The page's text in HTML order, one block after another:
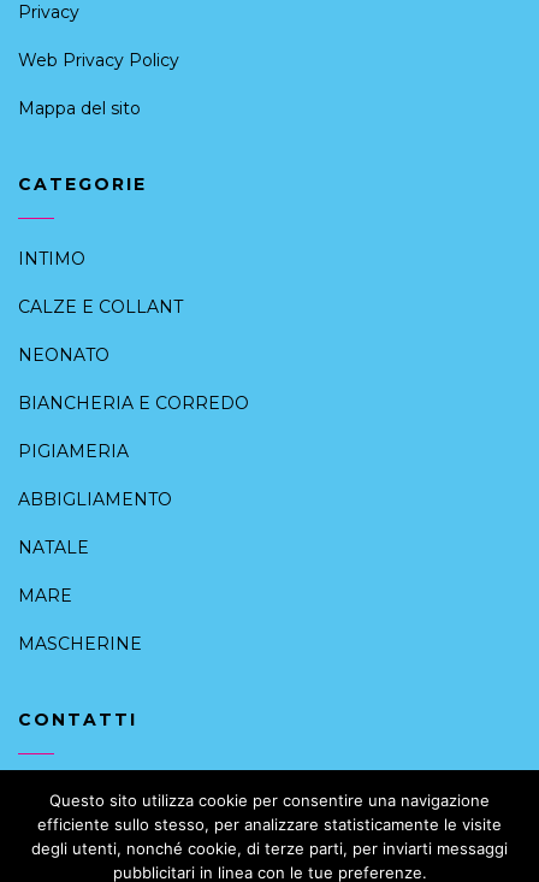
Privacy
Web Privacy Policy
Mappa del sito
CATEGORIE
INTIMO
CALZE E COLLANT
NEONATO
BIANCHERIA E CORREDO
PIGIAMERIA
ABBIGLIAMENTO
NATALE
MARE
MASCHERINE
CONTATTI
+39 091 6168088
info@intimoalcentrostorico.it
Questo sito utilizza cookie per consentire una navigazione
efficiente sullo stesso, per analizzare statisticamente le visite
degli utenti, nonché cookie, di terze parti, per inviarti messaggi
pubblicitari in linea con le tue preferenze.